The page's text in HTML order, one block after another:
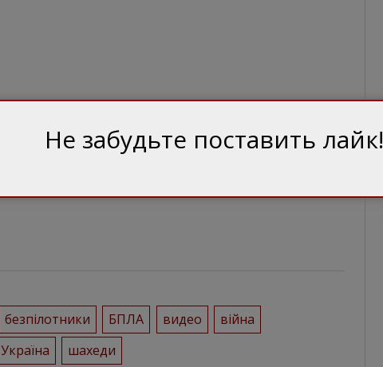
безпілотники БПЛА видео
війна
Україна шахеди
Не забудьте поставить лайк!